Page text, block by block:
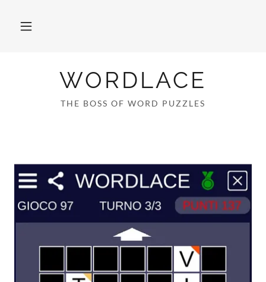
WORDLACE
THE BOSS OF WORD PUZZLES